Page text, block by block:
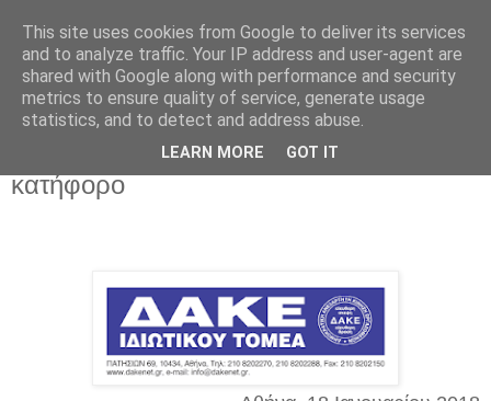
Πέμπτη 18 Ιανουαρίου 2018
Βάλτε τέλος στο θεσμικό & κοινωνικό
κατήφορο
This site uses cookies from Google to deliver its services
and to analyze traffic. Your IP address and user-agent are
shared with Google along with performance and security
metrics to ensure quality of service, generate usage
statistics, and to detect and address abuse.
LEARN MORE GOT IT